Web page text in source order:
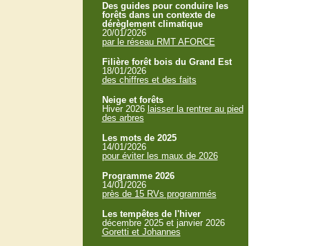
Des guides pour conduire les
forêts dans un contexte de
dérèglement climatique
20/01/2026
par le réseau RMT AFORCE
Filière forêt bois du Grand Est
18/01/2026
des chiffres et des faits
Neige et forêts
Hiver 2026 laisser la rentrer au pied
des arbres
Les mots de 2025
14/01/2026
pour éviter les maux de 2026
Programme 2026
14/01/2026
près de 15 RVs programmés
Les tempêtes de l'hiver
décembre 2025 et janvier 2026
Goretti et Johannes